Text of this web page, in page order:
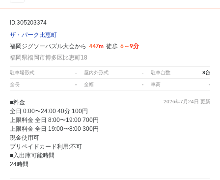
ID:305203374
ザ・パーク比恵町
福岡ジグソーパズル大会から 447m 徒歩 6～9分
福岡県福岡市博多区比恵町18
駐車場形式 - 屋内外形式 - 駐車台数 8台
全長 - 全幅 - 車高 -
2026年7月24日 更新
■料金
全日 0:00〜24:00 40分 100円
上限料金 全日 8:00〜19:00 700円
上限料金 全日 19:00〜8:00 300円
現金使用可
プリペイドカード利用:不可
■入出庫可能時間
24時間